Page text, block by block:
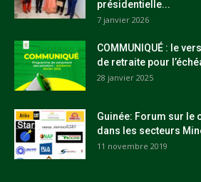
présidentielle...
7 janvier 2026
COMMUNIQUÉ : le
de retraite pour
28 janvier 2025
Guinée: Forum sur le
dans les secteurs
11 novembre 2019